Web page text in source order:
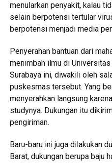
menularkan penyakit, kalau
selain berpotensi tertular
berpotensi menjadi media
Penyerahan bantuan dari
menimbah ilmu di
Surabaya ini, diwakili oleh
puskesmas tersebut. Yang
menyerahkan langsung
studynya. Dukungan itu
pengiriman.
Baru-baru ini juga dilakukan
Barat, dukungan berupa baju